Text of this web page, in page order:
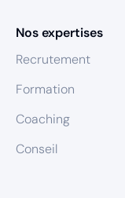
Nos expertises
Recrutement
Formation
Coaching
Conseil